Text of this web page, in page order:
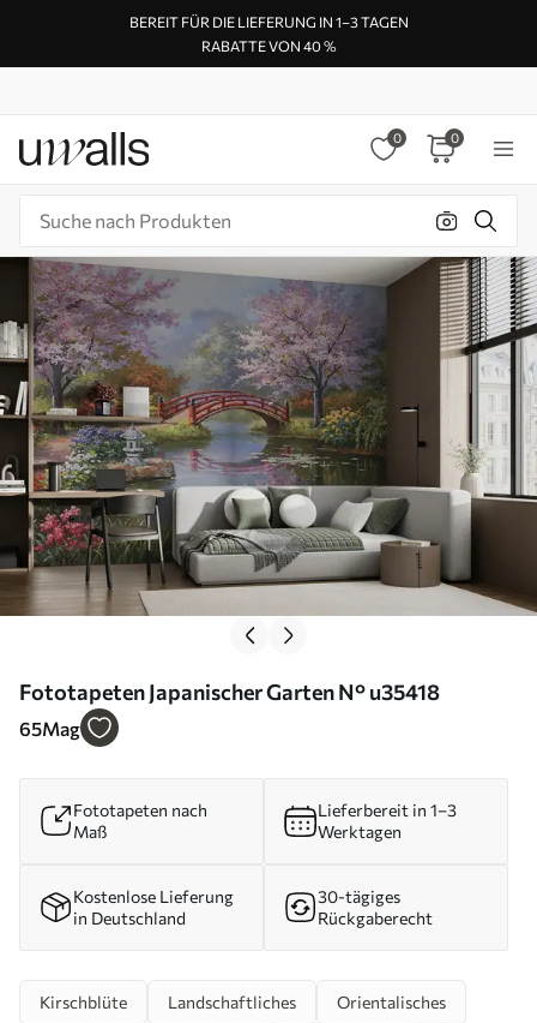
BEREIT FÜR DIE LIEFERUNG IN 1–3 TAGEN
RABATTE VON 40 %
0 0
Fototapeten Japanischer Garten N° u35418
65Mag
Fototapeten nach
Maß
Lieferbereit in 1–3
Werktagen
Kostenlose Lieferung
in Deutschland
30-tägiges
Rückgaberecht
Kirschblüte Landschaftliches Orientalisches